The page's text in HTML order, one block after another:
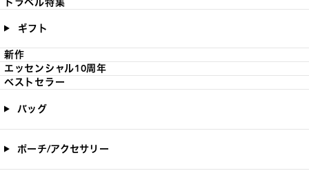
ギフト
新作
エッセンシャル10周年
ベストセラー
バッグ
ポーチ/アクセサリー